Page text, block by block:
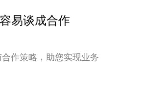
易谈成合作
作策略，助您实现业务